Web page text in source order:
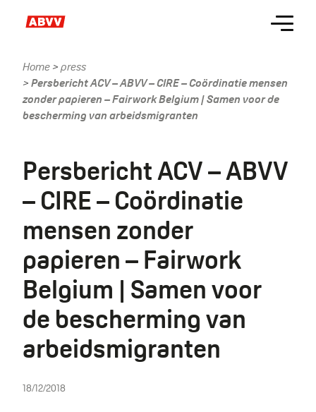
Menu
Kruimelpad
Home
press
Persbericht ACV – ABVV – CIRE – Coördinatie mensen
zonder papieren – Fairwork Belgium | Samen voor de
bescherming van arbeidsmigranten
Persbericht ACV – ABVV
– CIRE – Coördinatie
mensen zonder
papieren – Fairwork
Belgium | Samen voor
de bescherming van
arbeidsmigranten
18/12/2018